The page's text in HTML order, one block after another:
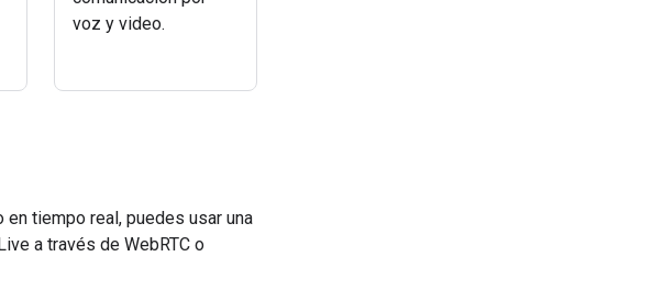
voz y video.
tiempo real, puedes usar una
a través de WebRTC o